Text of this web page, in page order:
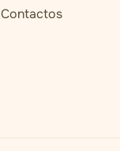
Contactos